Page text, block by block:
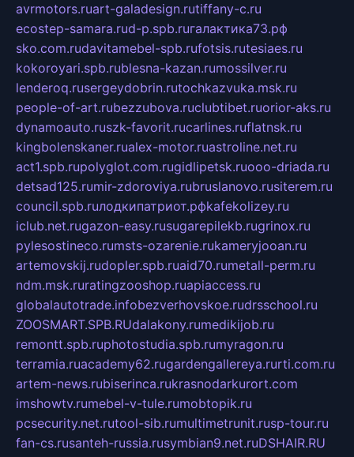
avrmotors.ruart-galadesign.rutiffany-c.ru
ecostep-samara.rud-p.spb.ruгалактика73.рф
sko.com.rudavitamebel-spb.rufotsis.rutesiaes.ru
kokoroyari.spb.rublesna-kazan.rumossilver.ru
lenderoq.rusergeydobrin.rutochkazvuka.msk.ru
people-of-art.rubezzubova.ruclubtibet.ruorior-aks.ru
dynamoauto.ruszk-favorit.rucarlines.ruflatnsk.ru
kingbolenskaner.rualex-motor.ruastroline.net.ru
act1.spb.rupolyglot.com.rugidlipetsk.ruooo-driada.ru
detsad125.rumir-zdoroviya.rubruslanovo.rusiterem.ru
council.spb.ruлодкипатриот.рфkafekolizey.ru
iclub.net.rugazon-easy.rusugarepilekb.rugrinox.ru
pylesostineco.rumsts-ozarenie.rukameryjooan.ru
artemovskij.rudopler.spb.ruaid70.rumetall-perm.ru
ndm.msk.ruratingzooshop.ruapiaccess.ru
globalautotrade.infobezverhovskoe.rudrsschool.ru
ZOOSMART.SPB.RUdalakony.rumedikijob.ru
remontt.spb.ruphotostudia.spb.rumyragon.ru
terramia.ruacademy62.rugardengallereya.rurti.com.ru
artem-news.rubiserinca.rukrasnodarkurort.com
imshowtv.rumebel-v-tule.rumobtopik.ru
pcsecurity.net.rutool-sib.rumultimetrunit.rusp-tour.ru
fan-cs.rusanteh-russia.rusymbian9.net.ruDSHAIR.RU